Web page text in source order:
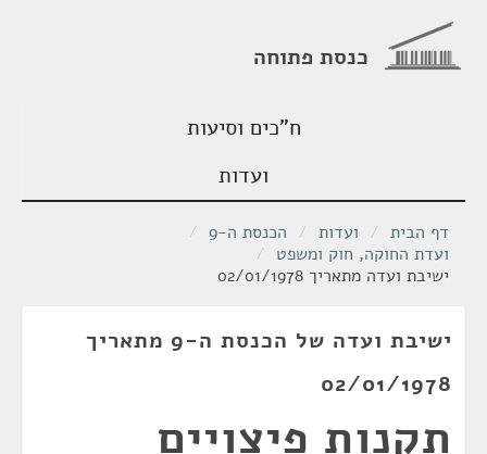
כנסת פתוחה
ח"כים וסיעות
ועדות
דף הבית / ועדות / הכנסת ה-9
/
ועדת החוקה, חוק ומשפט /
ישיבת ועדה מתאריך 02/01/1978
ישיבת ועדה של הכנסת ה-9 מתאריך
02/01/1978
תקנות פיצויים